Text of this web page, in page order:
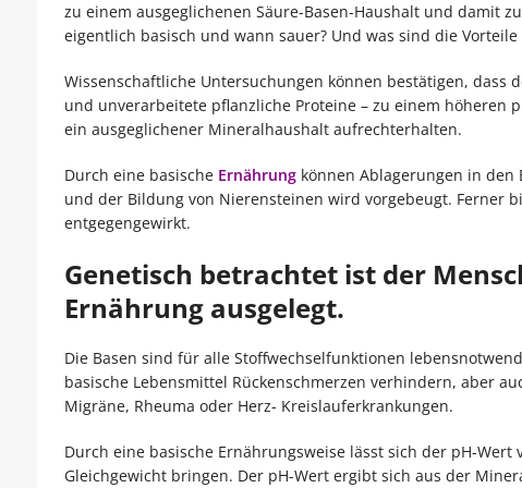
zu einem ausgeglichenen Säure-Basen-Haushalt und damit
eigentlich basisch und wann sauer? Und was sind die
Wissenschaftliche Untersuchungen können bestätigen, dass
und unverarbeitete pflanzliche Proteine – zu einem höheren
ein ausgeglichener Mineralhaushalt aufrechterhalten.
Durch eine basische Ernährungkönnen Ablagerungen in den
und der Bildung von Nierensteinen wird vorgebeugt. Ferner
entgegengewirkt.
Genetisch betrachtet ist der
Ernährung ausgelegt.
Die Basen sind für alle Stoffwechselfunktionen
basische Lebensmittel Rückenschmerzen verhindern, aber
Migräne, Rheuma oder Herz- Kreislauferkrankungen.
Durch eine basische Ernährungsweise lässt sich der pH-
Gleichgewicht bringen. Der pH-Wert ergibt sich aus der